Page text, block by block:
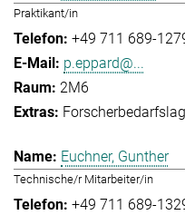
Praktikant/in
+49 711 689-
p.eppard@...
2M6
Euchner, Gunther
Technische/r Mitarbeiter/in
+49 711 689-